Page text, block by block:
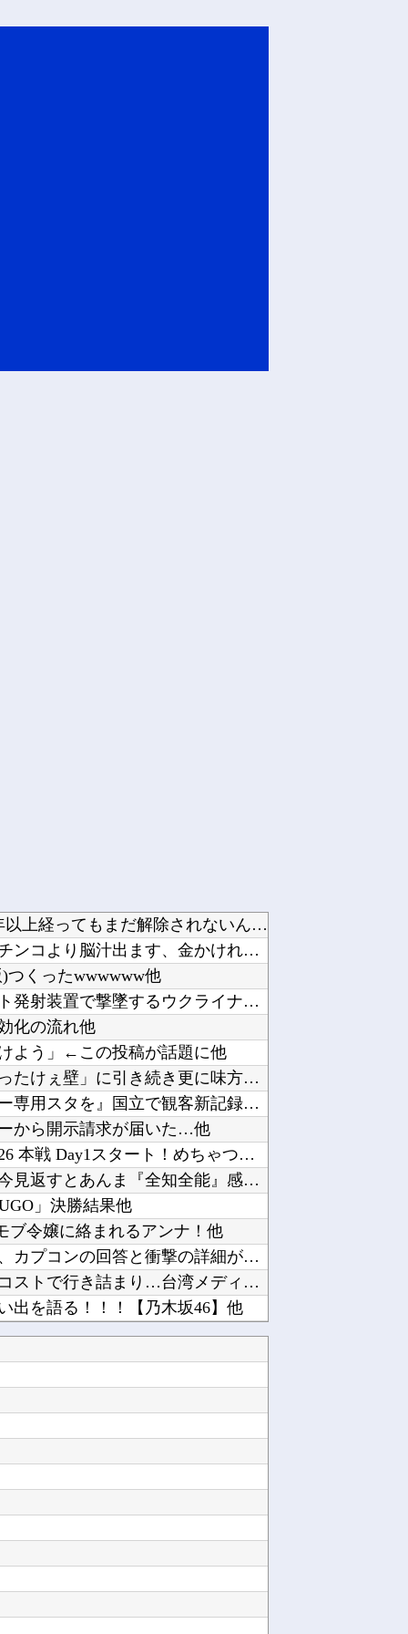
【悲報】近所のコンビニの出禁が1年以上経ってもまだ解除されないんやが…他
クレーンゲーム「景品貰えます、パチンコより脳汁出ます、金かければ取れます」←なんjで不人気...
つくったwwwwww他
【動画】ロシア軍のドローンをネット発射装置で撃墜するウクライナ。他
化の流れ他
よう」←この投稿が話題に他
【画像】キングダムの河了貂、「あったけぇ壁」に引き続き更に味方をぶっ殺す作戦を実行する他
【まとめ】森保監督『都内にサッカー専用スタを』国立で観客新記録、スレ民『候補地は？』『税金...
から開示請求が届いた…他
【にじ甲2026】にじさんじ甲子園2026 本戦 Day1スタート！めちゃつよ甲子園他
「BLEACH」のユーハバッハって、今見返すとあんま『全知全能』感ないよな・・・他
」決勝結果他
ブ令嬢に絡まれるアンナ！他
論争になった「ディスク販売終了」、カプコンの回答と衝撃の詳細がコチラ・・・「え？ウチはデジ...
日米のレアアース脱中国依存、量とコストで行き詰まり…台湾メディア！他
出を語る！！！【乃木坂46】他
【仰天】X、メンエス嬢とラウンジ嬢が熾烈な女の争いを繰り広げ対戦型になってしまうw w w...
【速報】習近平が愛国心を煽った結果、日本兵を撃退する「抗日テーマパーク」が各地で人気 10...
【悲報】範馬勇次郎さん、挑んできたモブキャラをとんでもない目に合わせてしまう他
「感動のフィナーレだ」と某野党が達成した偉業に称賛の声が殺到、なんかヒーロー番組の最終回を...
パソコン工房で1400円ぶんくらいのポイントが余っててまもなく失効しそうなんだが他
韓国人「『日本ビールは絶対に飲まない！』と大騒ぎしていた時代が完全に終わってしまった理由が...
【悲報】親「うちの子にはゲームは買い与えません。本だけで十分」→結果ｗｗｗ他
【ニュース】 広島記念公園を追い出された左翼さん、流石にキモすぎて炎上他